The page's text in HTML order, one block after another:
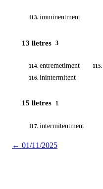
113.imminentment
13 lletres 3
114.entremetiment 115.
116.inintermitent
15 lletres 1
117.intermitentment
← 01/11/2025